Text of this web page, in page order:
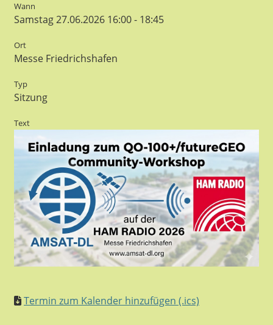
Wann
Samstag 27.06.2026 16:00 - 18:45
Ort
Messe Friedrichshafen
Typ
Sitzung
Text
Termin zum Kalender hinzufügen (.ics)